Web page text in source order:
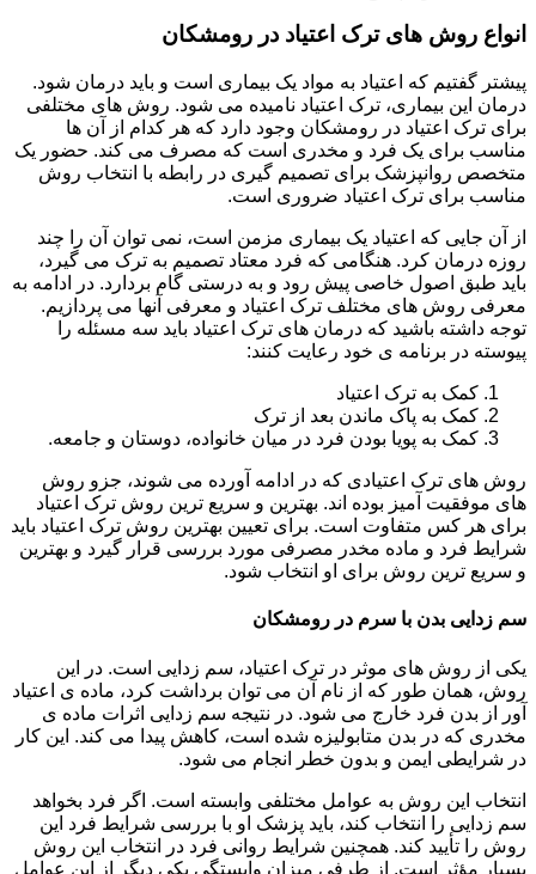
انواع روش های ترک اعتیاد در رومشکان
پیشتر گفتیم که اعتیاد به مواد یک بیماری است و باید درمان شود.
درمان این بیماری، ترک اعتیاد نامیده می شود. روش های مختلفی
برای ترک اعتیاد در رومشکان وجود دارد که هر کدام از آن ها
مناسب برای یک فرد و مخدری است که مصرف می کند. حضور یک
متخصص روانپزشک برای تصمیم گیری در رابطه با انتخاب روش
مناسب برای ترک اعتیاد ضروری است.
از آن جایی که اعتیاد یک بیماری مزمن است، نمی توان آن را چند
روزه درمان کرد. هنگامی که فرد معتاد تصمیم به ترک می گیرد،
باید طبق اصول خاصی پیش رود و به درستی گام بردارد. در ادامه به
معرفی روش های مختلف ترک اعتیاد و معرفی آنها می پردازیم.
توجه داشته باشید که درمان های ترک اعتیاد باید سه مسئله را
پیوسته در برنامه ی خود رعایت کنند:
کمک به ترک اعتیاد
کمک به پاک ماندن بعد از ترک
کمک به پویا بودن فرد در میان خانواده، دوستان و جامعه.
روش های ترک اعتیادی که در ادامه آورده می شوند، جزو روش
های موفقیت آمیز بوده اند. بهترین و سریع ترین روش ترک اعتیاد
برای هر کس متفاوت است. برای تعیین بهترین روش ترک اعتیاد باید
شرایط فرد و ماده مخدر مصرفی مورد بررسی قرار گیرد و بهترین
و سریع ترین روش برای او انتخاب شود.
سم زدایی بدن با سرم در رومشکان
یکی از روش های موثر در ترک اعتیاد، سم زدایی است. در این
روش، همان طور که از نام آن می توان برداشت کرد، ماده ی اعتیاد
آور از بدن فرد خارج می شود. در نتیجه سم زدایی اثرات ماده ی
مخدری که در بدن متابولیزه شده است، کاهش پیدا می کند. این کار
در شرایطی ایمن و بدون خطر انجام می شود.
انتخاب این روش به عوامل مختلفی وابسته است. اگر فرد بخواهد
سم زدایی را انتخاب کند، باید پزشک او با بررسی شرایط فرد این
روش را تأیید کند. همچنین شرایط روانی فرد در انتخاب این روش
بسیار مؤثر است. از طرفی میزان وابستگی یکی دیگر از این عوامل